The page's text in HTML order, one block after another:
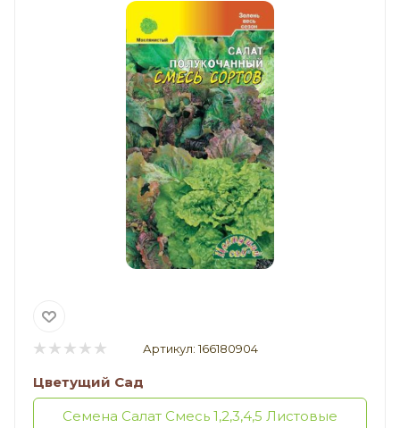
Артикул: 166180904
Цветущий Сад
Семена Салат Смесь 1,2,3,4,5 Листовые